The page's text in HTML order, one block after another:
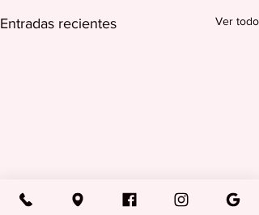
Entradas recientes Ver todo